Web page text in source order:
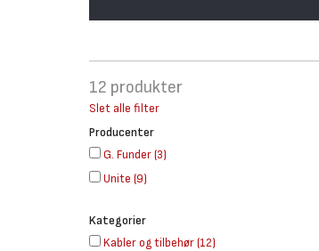
12 produkter
Slet alle filter
Producenter
G. Funder(3)
Unite (9)
Kategorier
Kabler og tilbehør(12)